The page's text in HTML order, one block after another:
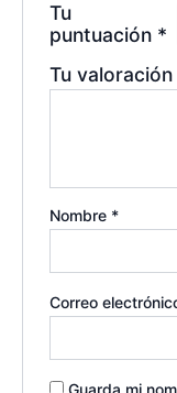
Tu
puntuación *
Tu valoración
Nombre *
Correo
Guarda mi